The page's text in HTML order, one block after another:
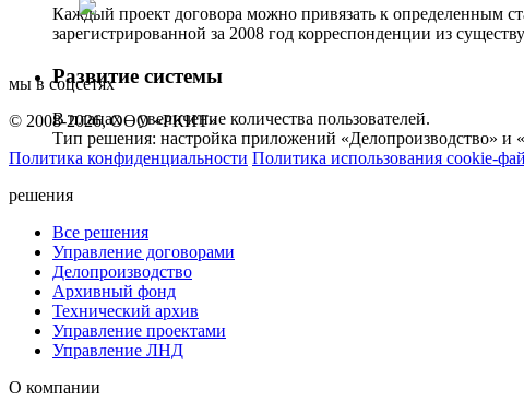
Каждый проект договора можно привязать к определенным
зарегистрированной за 2008 год корреспонденции из
Развитие системы
В планах – увеличение количества пользователей.
Тип решения: настройка приложений «Делопроизводство» и
мы в соцсетях
© 2008-2026, ООО «РКИТ»
Политика конфиденциальности Политика использования cookie-
решения
Все решения
Управление договорами
Делопроизводство
Архивный фонд
Технический архив
Управление проектами
Управление ЛНД
О компании